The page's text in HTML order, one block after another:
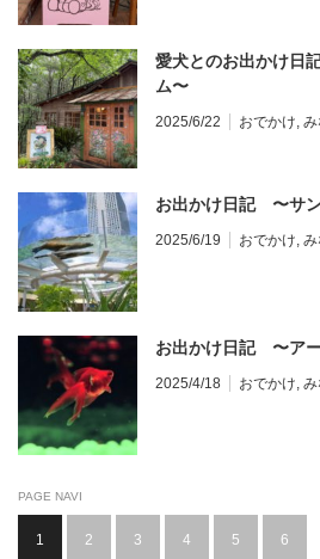
愛犬とのお出かけ日
ム〜
2025/6/22 おでかけ
お出かけ日記 〜サ
2025/6/19 おでかけ
お出かけ日記 〜ア
2025/4/18 おでかけ
PAGE NAVI
1 2 3 4 5 6